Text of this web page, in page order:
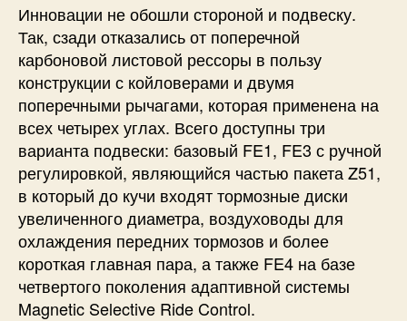
Инновации не обошли стороной и подвеску.
Так, сзади отказались от поперечной
карбоновой листовой рессоры в пользу
конструкции с койловерами и двумя
поперечными рычагами, которая применена на
всех четырех углах. Всего доступны три
варианта подвески: базовый FE1, FE3 с ручной
регулировкой, являющийся частью пакета Z51,
в который до кучи входят тормозные диски
увеличенного диаметра, воздуховоды для
охлаждения передних тормозов и более
короткая главная пара, а также FE4 на базе
четвертого поколения адаптивной системы
Magnetic Selective Ride Control.